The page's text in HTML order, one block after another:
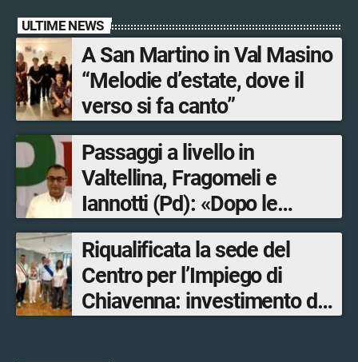
ULTIME NEWS
A San Martino in Val Masino
“Melodie d’estate, dove il
verso si fa canto”
Passaggi a livello in
Valtellina, Fragomeli e
Iannotti (Pd): «Dopo le
Olimpiadi solo un terzo delle
opere sostitutive sarà
ultimato entro il 2026»
Riqualificata la sede del
Centro per l’Impiego di
Chiavenna: investimento da